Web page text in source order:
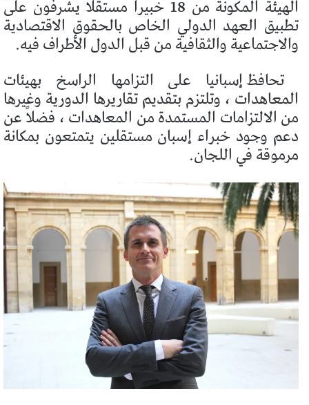
الهيئة المكونة من 18 خبيراً مستقلاً يشرفون على
تطبيق العهد الدولي الخاص بالحقوق الاقتصادية
والاجتماعية والثقافية من قبل الدول الأطراف فيه.
تحافظ إسبانيا على التزامها الراسخ بهيئات
المعاهدات ، وتلتزم بتقديم تقاريرها الدورية وغيرها
من الالتزامات المستمدة من المعاهدات ، فضلاً عن
دعم وجود خبراء إسبان مستقلين يتمتعون بمكانة
مرموقة في اللجان.